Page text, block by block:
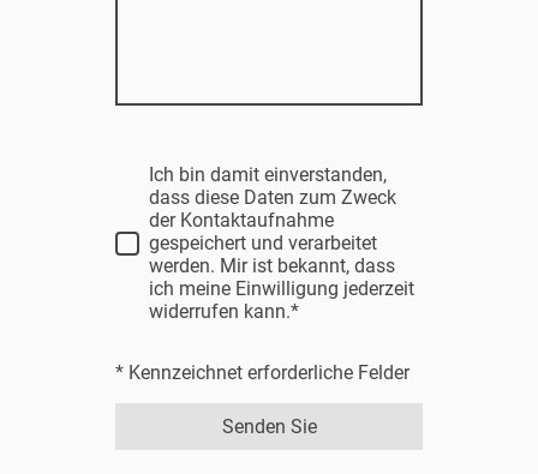
Ich bin damit einverstanden,
dass diese Daten zum Zweck
der Kontaktaufnahme
gespeichert und verarbeitet
werden. Mir ist bekannt, dass
ich meine Einwilligung jederzeit
widerrufen kann.*
* Kennzeichnet erforderliche Felder
Senden Sie